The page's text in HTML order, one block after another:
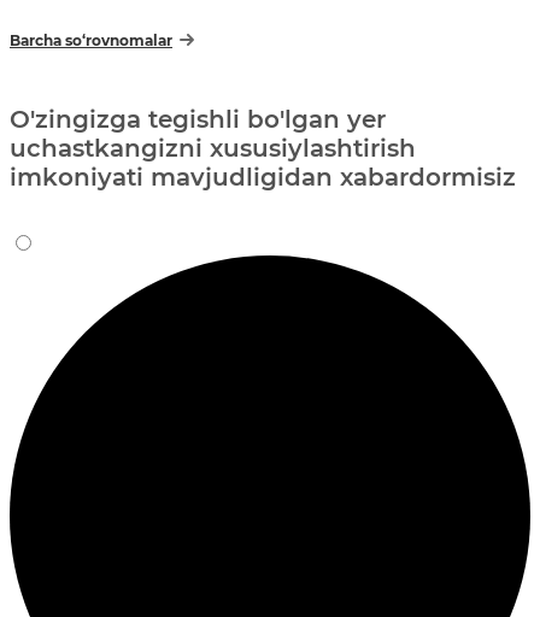
Barcha so‘rovnomalar
O'zingizga tegishli bo'lgan yer
uchastkangizni xususiylashtirish
imkoniyati mavjudligidan xabardormisiz